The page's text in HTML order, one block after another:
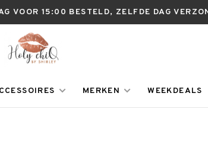
VOOR 15:00 BESTELD, ZELFDE DAG
MERKEN WEEKDEALS